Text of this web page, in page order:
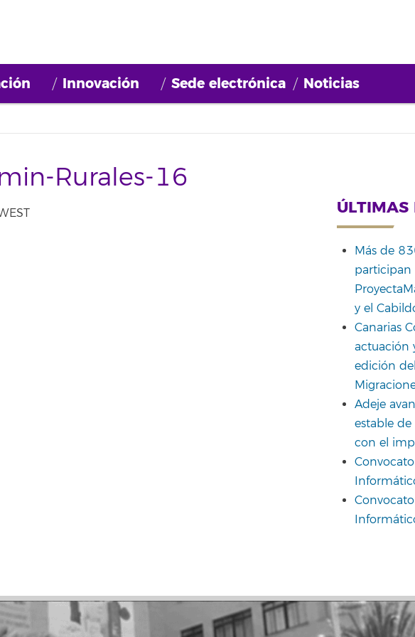
Innovación Sede electrónica Noticias
Rurales-16
ÚLTIMAS
Más de
participan
y el
Canarias
actuación
edición
Adeje
estable
con el